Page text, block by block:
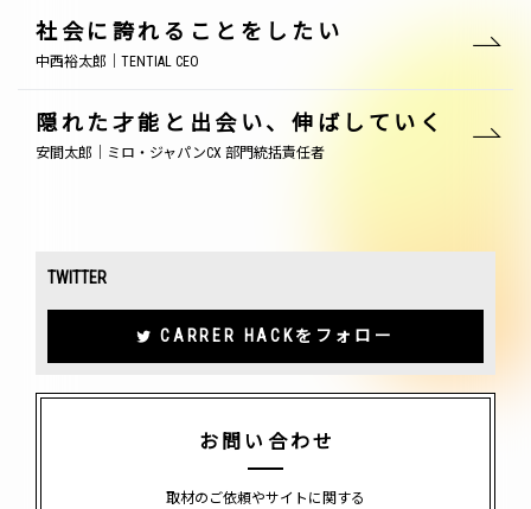
社会に誇れることをしたい
中西裕太郎｜TENTIAL CEO
隠れた才能と出会い、伸ばしていく
安間太郎｜ミロ・ジャパンCX 部門統括責任者
TWITTER
CARRER HACKをフォロー
お問い合わせ
取材のご依頼やサイトに関する